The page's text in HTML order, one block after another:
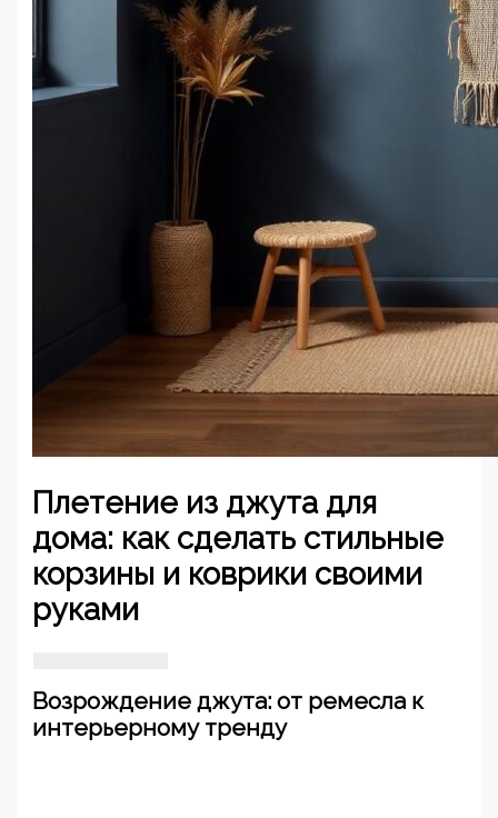
Плетение из джута для
дома: как сделать стильные
корзины и коврики своими
руками
Возрождение джута: от ремесла к
интерьерному тренду